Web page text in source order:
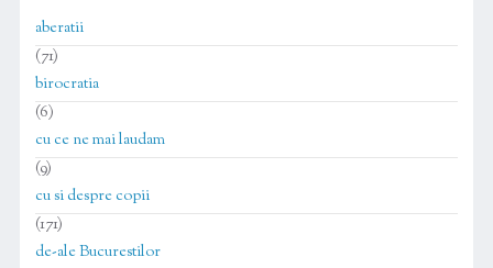
aberatii
(71)
birocratia
(6)
cu ce ne mai laudam
(9)
cu si despre copii
(171)
de-ale Bucurestilor